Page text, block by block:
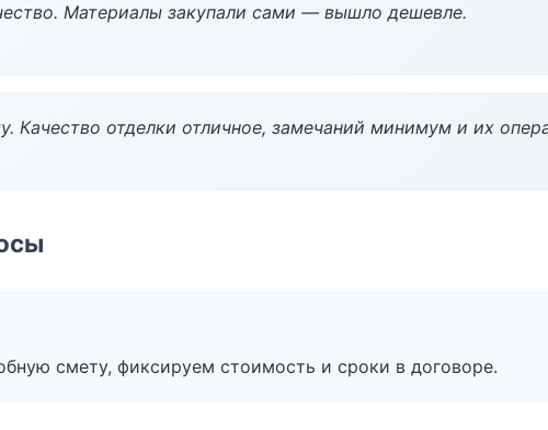
Материалы закупали сами — вышло дешевле.
Качество отделки отличное, замечаний минимум и их
смету, фиксируем стоимость и сроки в договоре.